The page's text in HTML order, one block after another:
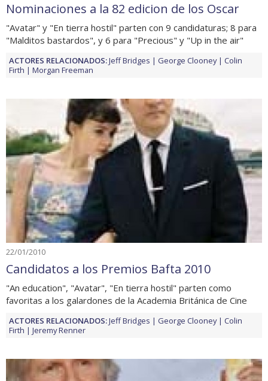
Nominaciones a la 82 edicion de los Oscar
"Avatar" y "En tierra hostil" parten con 9 candidaturas; 8 para
"Malditos bastardos", y 6 para "Precious" y "Up in the air"
ACTORES RELACIONADOS:Jeff Bridges George Clooney
Colin
Firth
Morgan Freeman
22/01/2010
Candidatos a los Premios Bafta 2010
"An education", "Avatar", "En tierra hostil" parten como
favoritas a los galardones de la Academia Británica de Cine
ACTORES RELACIONADOS:Jeff Bridges George Clooney
Colin
Firth
Jeremy Renner